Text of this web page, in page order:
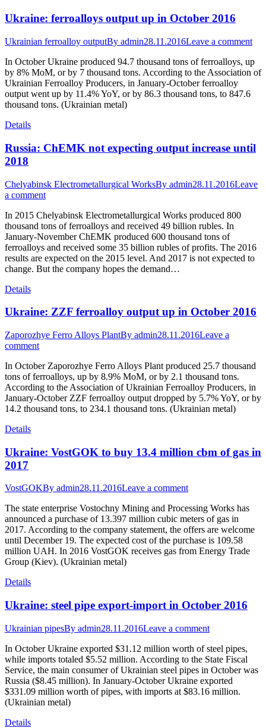
Ukraine: ferroalloys output up in October 2016
Ukrainian ferroalloy outputBy admin28.11.2016Leave a comment
In October Ukraine produced 94.7 thousand tons of ferroalloys, up
by 8% MoM, or by 7 thousand tons. According to the Association of
Ukrainian Ferroalloy Producers, in January-October ferroalloy
output went up by 11.4% YoY, or by 86.3 thousand tons, to 847.6
thousand tons. (Ukrainian metal)
Details
Russia: ChEMK not expecting output increase until
2018
Chelyabinsk Electrometallurgical WorksBy admin28.11.2016Leave
a comment
In 2015 Chelyabinsk Electrometallurgical Works produced 800
thousand tons of ferroalloys and received 49 billion rubles. In
January-November ChEMK produced 600 thousand tons of
ferroalloys and received some 35 billion rubles of profits. The 2016
results are expected on the 2015 level. And 2017 is not expected to
change. But the company hopes the demand…
Details
Ukraine: ZZF ferroalloy output up in October 2016
Zaporozhye Ferro Alloys PlantBy admin28.11.2016Leave a
comment
In October Zaporozhye Ferro Alloys Plant produced 25.7 thousand
tons of ferroalloys, up by 8.9% MoM, or by 2.1 thousand tons.
According to the Association of Ukrainian Ferroalloy Producers, in
January-October ZZF ferroalloy output dropped by 5.7% YoY, or by
14.2 thousand tons, to 234.1 thousand tons. (Ukrainian metal)
Details
Ukraine: VostGOK to buy 13.4 million cbm of gas in
2017
VostGOKBy admin28.11.2016Leave a comment
The state enterprise Vostochny Mining and Processing Works has
announced a purchase of 13.397 million cubic meters of gas in
2017. According to the company statement, the offers are welcome
until December 19. The expected cost of the purchase is 109.58
million UAH. In 2016 VostGOK receives gas from Energy Trade
Group (Kiev). (Ukrainian metal)
Details
Ukraine: steel pipe export-import in October 2016
Ukrainian pipesBy admin28.11.2016Leave a comment
In October Ukraine exported $31.12 million worth of steel pipes,
while imports totaled $5.52 million. According to the State Fiscal
Service, the main consumer of Ukrainian steel pipes in October was
Russia ($8.45 million). In January-October Ukraine exported
$331.09 million worth of pipes, with imports at $83.16 million.
(Ukrainian metal)
Details